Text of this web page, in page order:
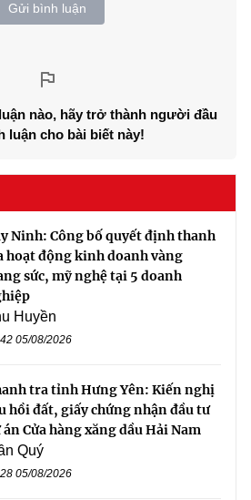
Gửi bình luận
nào, hãy trở thành người đầu
luận cho bài biết này!
Ninh: Công bố quyết định thanh
hoạt động kinh doanh vàng
sức, mỹ nghệ tại 5 doanh
Huyền
05/08/2026
tra tỉnh Hưng Yên: Kiến nghị
hồi đất, giấy chứng nhận đầu tư
án Cửa hàng xăng dầu Hải Nam
Quý
05/08/2026